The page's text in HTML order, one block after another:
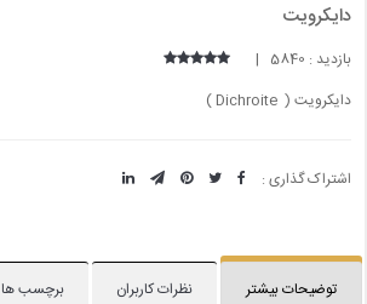
دایکرویت
بازدید : 5840 |
دایکرویت ( Dichroite )
اشتراک گذاری :
توضیحات بیشتر نظرات کاربران برچسب ها